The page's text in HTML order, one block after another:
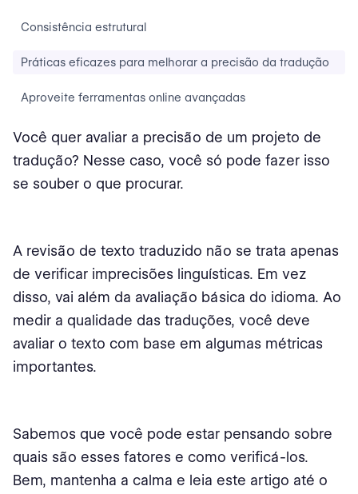
Consistência estrutural
Práticas eficazes para melhorar a precisão da tradução
Aproveite ferramentas online avançadas
Integre um sistema de gerenciamento de tradução (TMS)
Colabore com especialistas em tradução sênior
Você quer avaliar a precisão de um projeto de
tradução? Nesse caso, você só pode fazer isso
se souber o que procurar.
A revisão de texto traduzido não se trata apenas
de verificar imprecisões linguísticas. Em vez
disso, vai além da avaliação básica do idioma. Ao
medir a qualidade das traduções, você deve
avaliar o texto com base em algumas métricas
importantes.
Sabemos que você pode estar pensando sobre
quais são esses fatores e como verificá-los.
Bem, mantenha a calma e leia este artigo até o